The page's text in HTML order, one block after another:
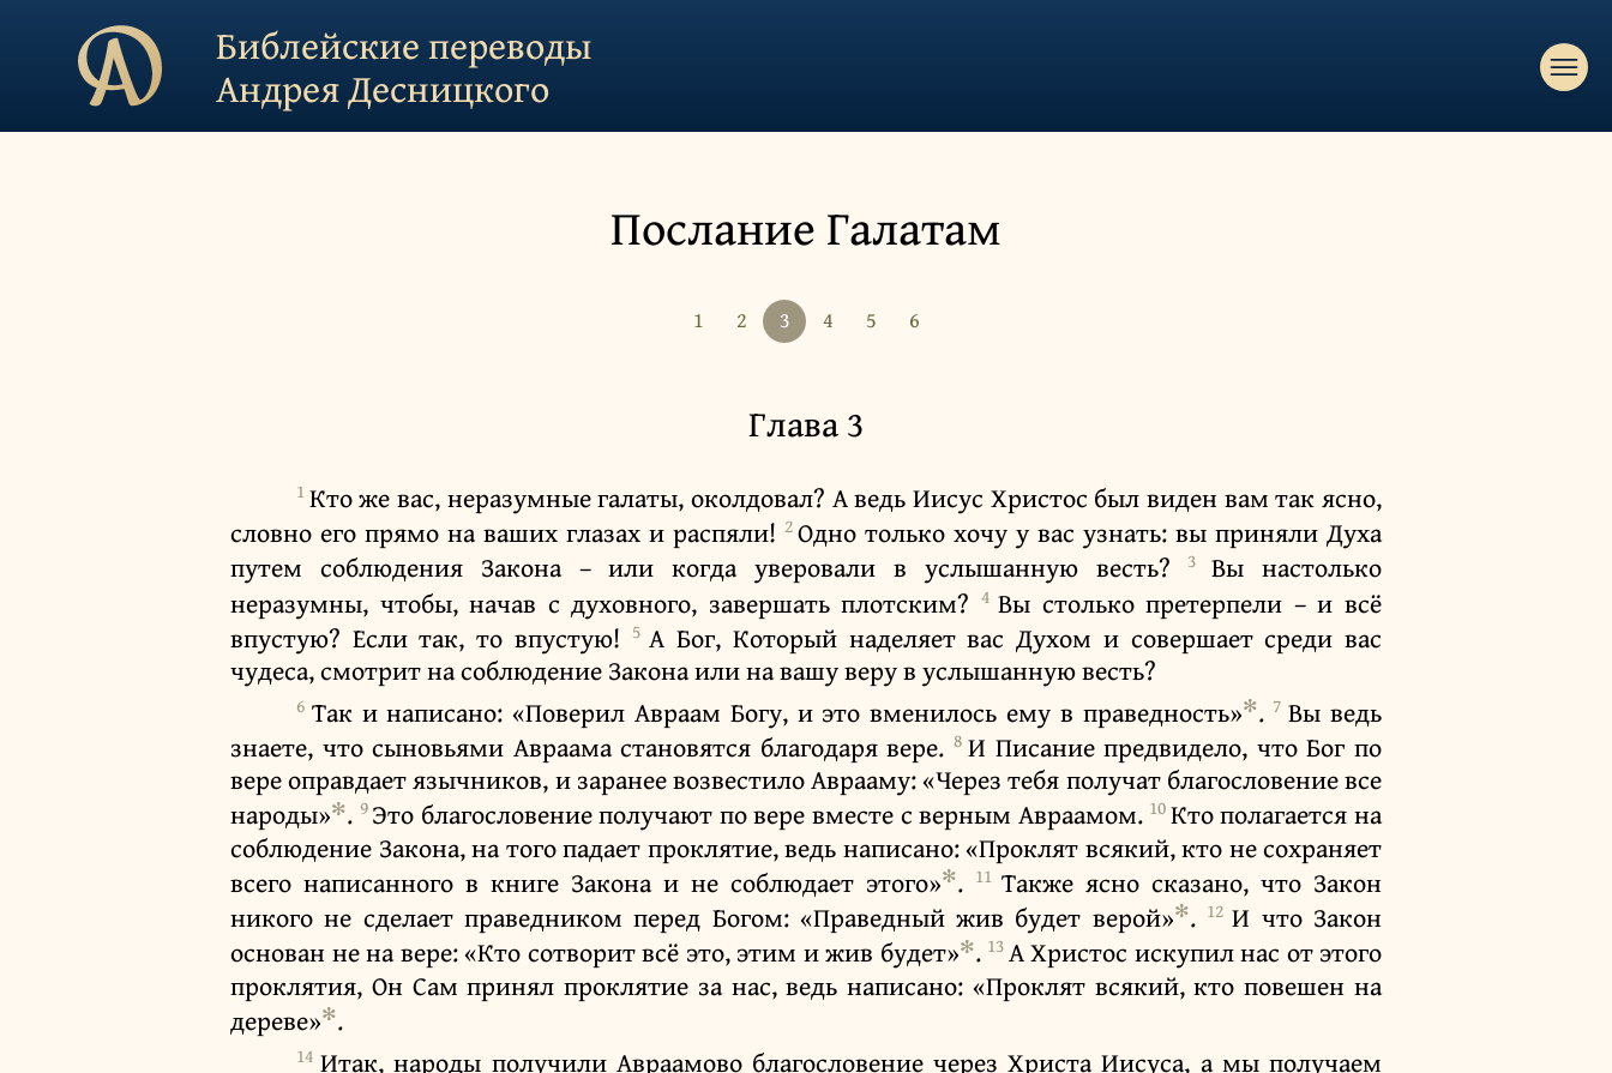
Библейские переводы
Андрея Десницкого
Послание Галатам
1 2 3 4 5 6
Глава 3
1Кто же вас, неразумные галаты, околдовал? А ведь Иисус Христос был виден вам так ясно,
словно его прямо на ваших глазах и распяли! 2Одно только хочу у вас узнать: вы приняли Духа
путем соблюдения Закона – или когда уверовали в услышанную весть?
3Вы настолько
неразумны, чтобы, начав с духовного, завершать плотским? 4Вы столько претерпели – и всё
впустую? Если так, то впустую! 5 А Бог, Который наделяет вас Духом и совершает среди вас
чудеса, смотрит на соблюдение Закона или на вашу веру в услышанную весть?
6 Так и написано: «Поверил Авраам Богу, и это вменилось ему в праведность»✻. 7Вы ведь
знаете, что сыновьями Авраама становятся благодаря вере. 8И Писание предвидело, что Бог по
вере оправдает язычников, и заранее возвестило Аврааму: «Через тебя получат благословение все
народы»✻. 9Это благословение получают по вере вместе с верным Авраамом. 10Кто полагается на
соблюдение Закона, на того падает проклятие, ведь написано: «Проклят всякий, кто не сохраняет
всего написанного в книге Закона и не соблюдает этого»✻. 11 Также ясно сказано, что Закон
никого не сделает праведником перед Богом: «Праведный жив будет верой»✻. 12И что Закон
основан не на вере: «Кто сотворит всё это, этим и жив будет»✻. 13А Христос искупил нас от этого
проклятия, Он Сам принял проклятие за нас, ведь написано: «Проклят всякий, кто повешен на
дереве»✻.
14Итак, народы получили Авраамово благословение через Христа Иисуса, а мы получаем